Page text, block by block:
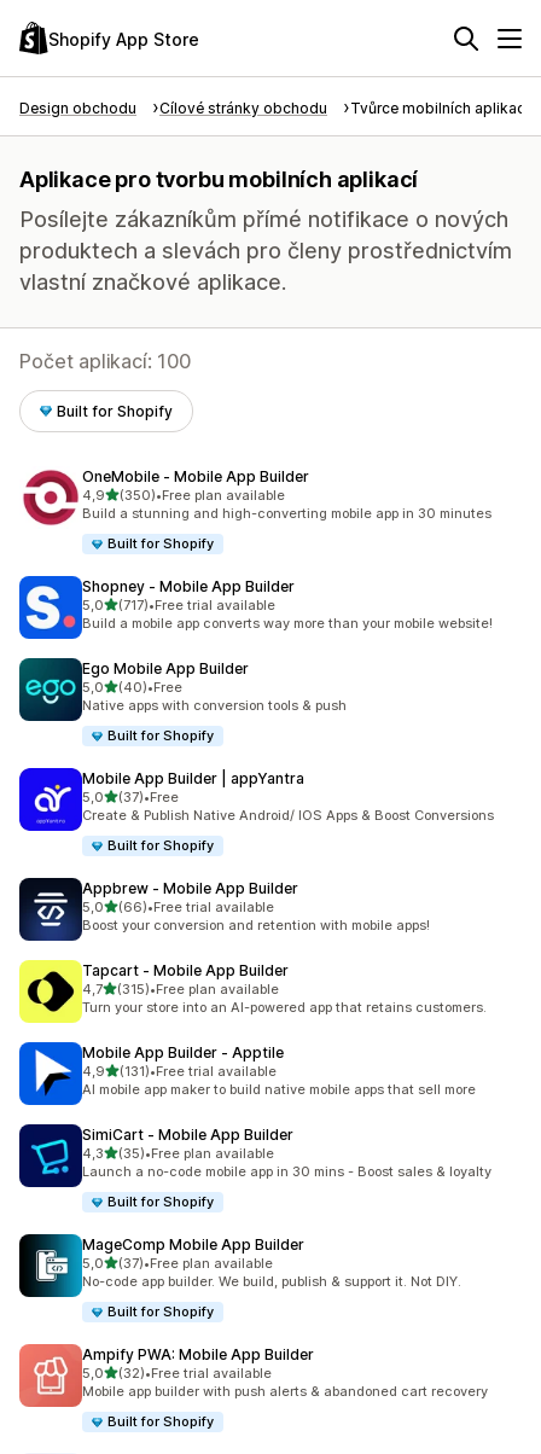
Shopify App Store
Design obchodu Cílové stránky obchodu Tvůrce mobilních aplikací
Aplikace pro tvorbu mobilních aplikací
Posílejte zákazníkům přímé notifikace o nových
produktech a slevách pro členy prostřednictvím
vlastní značkové aplikace.
Počet aplikací: 100
Built for Shopify
OneMobile ‑ Mobile App Builder
4,9z 5 hvězd
(350)
Celkový počet recenzí: 350
•Free plan available
Build a stunning and high-converting mobile app in 30 minutes
Built for Shopify
Shopney ‑ Mobile App Builder
5,0z 5 hvězd
(717)
Celkový počet recenzí: 717
•Free trial available
Build a mobile app converts way more than your mobile website!
Ego Mobile App Builder
5,0z 5 hvězd
(40)
Celkový počet recenzí: 40
•Free
Native apps with conversion tools & push
Built for Shopify
Mobile App Builder | appYantra
5,0z 5 hvězd
(37)
Celkový počet recenzí: 37
•Free
Create & Publish Native Android/ IOS Apps & Boost Conversions
Built for Shopify
Appbrew ‑ Mobile App Builder
5,0z 5 hvězd
(66)
Celkový počet recenzí: 66
•Free trial available
Boost your conversion and retention with mobile apps!
Tapcart ‑ Mobile App Builder
4,7z 5 hvězd
(315)
Celkový počet recenzí: 315
•Free plan available
Turn your store into an AI-powered app that retains customers.
Mobile App Builder ‑ Apptile
4,9z 5 hvězd
(131)
Celkový počet recenzí: 131
•Free trial available
AI mobile app maker to build native mobile apps that sell more
SimiCart ‑ Mobile App Builder
4,3z 5 hvězd
(35)
Celkový počet recenzí: 35
•Free plan available
Launch a no-code mobile app in 30 mins - Boost sales & loyalty
Built for Shopify
MageComp Mobile App Builder
5,0z 5 hvězd
(37)
Celkový počet recenzí: 37
•Free plan available
No-code app builder. We build, publish & support it. Not DIY.
Built for Shopify
Ampify PWA: Mobile App Builder
5,0z 5 hvězd
(32)
Celkový počet recenzí: 32
•Free trial available
Mobile app builder with push alerts & abandoned cart recovery
Built for Shopify